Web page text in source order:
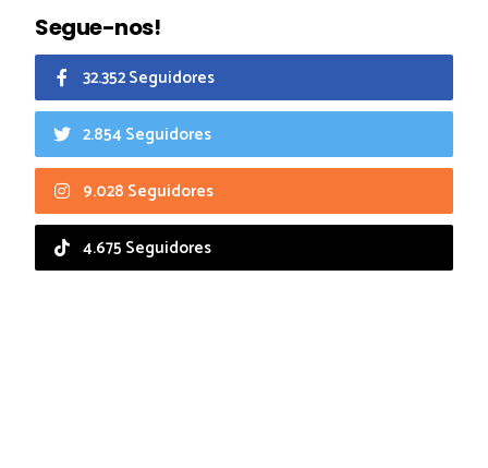
Segue-nos!
32.352 Seguidores
2.854 Seguidores
9.028 Seguidores
4.675 Seguidores